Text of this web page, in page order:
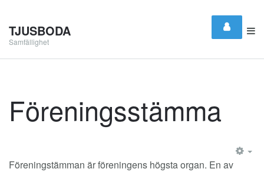
TJUSBODA
Samfällighet
Föreningsstämma
Föreningstämman är föreningens högsta organ. En av